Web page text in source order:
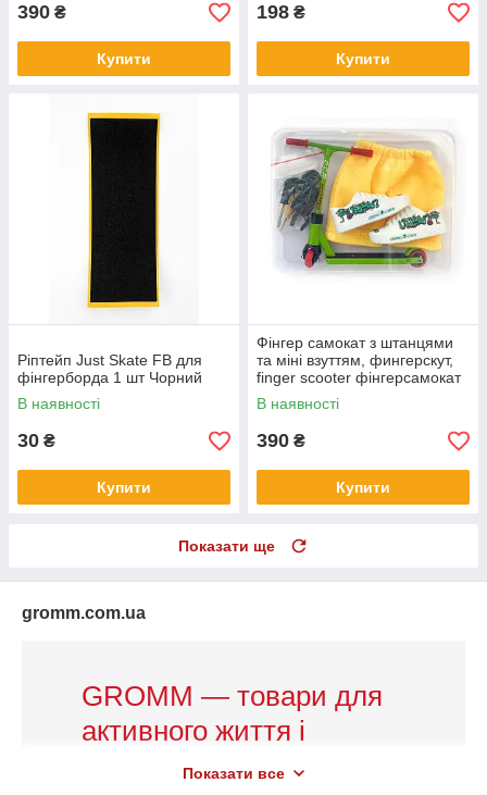
390 ₴
Купити
198 ₴
Купити
Ріптейп Just Skate FB для
фінгерборда 1 шт Чорний
В наявності
30 ₴
Купити
Фінгер самокат з штанцями
та міні взуттям, фингерскут,
finger scooter фінгерсамокат
(зелений)
В наявності
390 ₴
Купити
Показати ще
gromm.com.ua
GROMM — товари для
активного життя і
захоплюючого
Показати все